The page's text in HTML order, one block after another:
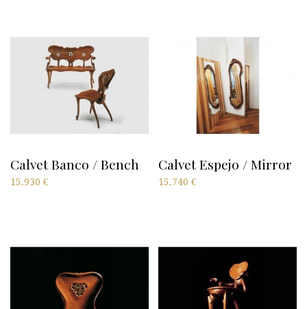
Calvet Banco / Bench
15.930 €
Calvet Espejo / Mirror
15.740 €